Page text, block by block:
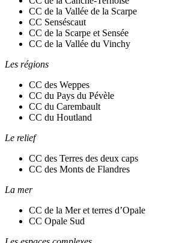
CC de la Vallée de la Scarpe
CC Senséscaut
CC de la Scarpe et Sensée
CC de la Vallée du Vinchy
Les régions
CC des Weppes
CC du Pays du Pévèle
CC du Carembault
CC du Houtland
Le relief
CC des Terres des deux caps
CC des Monts de Flandres
La mer
CC de la Mer et terres d’Opale
CC Opale Sud